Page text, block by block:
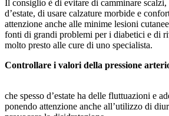
Il consiglio è di evitare di camminare scalzi,
d’estate, di usare calzature morbide e
attenzione anche alle minime lesioni
fonti di grandi problemi per i diabetici e di
molto presto alle cure di uno specialista.
Controllare i valori della pressione
che spesso d’estate ha delle fluttuazioni e
ponendo attenzione anche all’utilizzo di